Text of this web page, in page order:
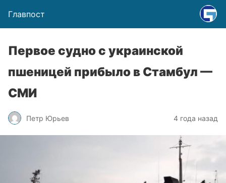
Главпост
Первое судно с украинской
пшеницей прибыло в Стамбул —
СМИ
Петр Юрьев 4 года назад